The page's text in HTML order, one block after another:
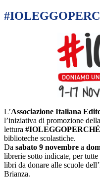
L’Associazione Italiana
l’iniziativa di promozione della
lettura #IOLEGGOPERCHÉ
biblioteche scolastiche.
Da sabato 9 novembre a
librerie sotto indicate, per
libri da donare alle scuole
Brianza.